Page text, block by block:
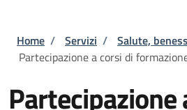
Briciole di pane
Home / Servizi / Salute,
Partecipazione a corsi di
Partecipazione